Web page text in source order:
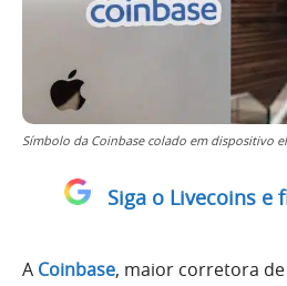
Símbolo da Coinbase colado em dispositivo
Siga o Livecoins e
A Coinbase, maior corretora